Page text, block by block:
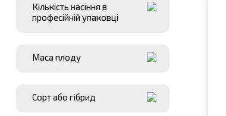
Кількість насіння в
професійній упаковці
Маса плоду
Сорт або гібрид